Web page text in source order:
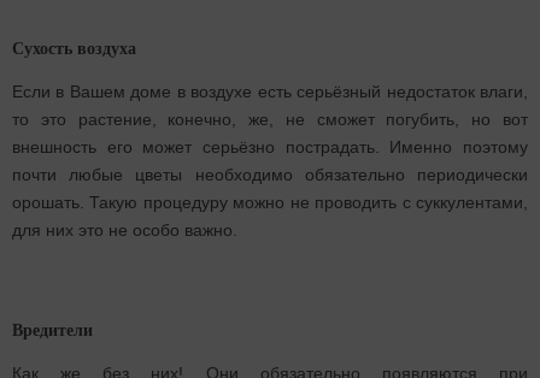
Сухость воздуха
Если в Вашем доме в воздухе есть серьёзный недостаток влаги,
то это растение, конечно, же, не сможет погубить, но вот
внешность его может серьёзно пострадать. Именно поэтому
почти любые цветы необходимо обязательно периодически
орошать. Такую процедуру можно не проводить с суккулентами,
для них это не особо важно.
Вредители
Как же без них! Они обязательно появляются при